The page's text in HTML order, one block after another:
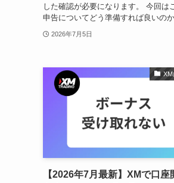
した確認が必要になります。 今回は
申告についてどう準備すれば良いのか
2026年7月5日
【2026年7月最新】XMで口座